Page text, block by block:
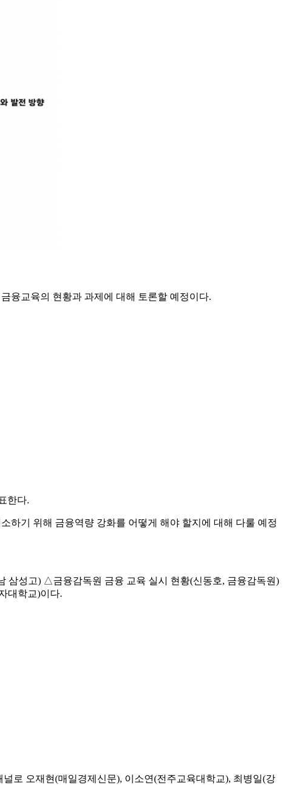
융교육의 현황과 과제에 대해 토론할 예정이다.
한다.
하기 위해 금융역량 강화를 어떻게 해야 할지에 대해 다룰 예정
삼성고) △금융감독원 금융 교육 실시 현황(신동호, 금융감독원)
대학교)이다.
로 오재현(매일경제신문), 이소연(전주교육대학교), 최병일(강